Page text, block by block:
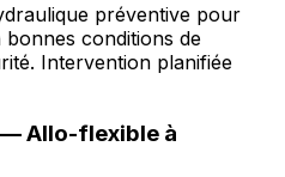
préventive pour
conditions de
Intervention planifiée
—Allo-flexible à